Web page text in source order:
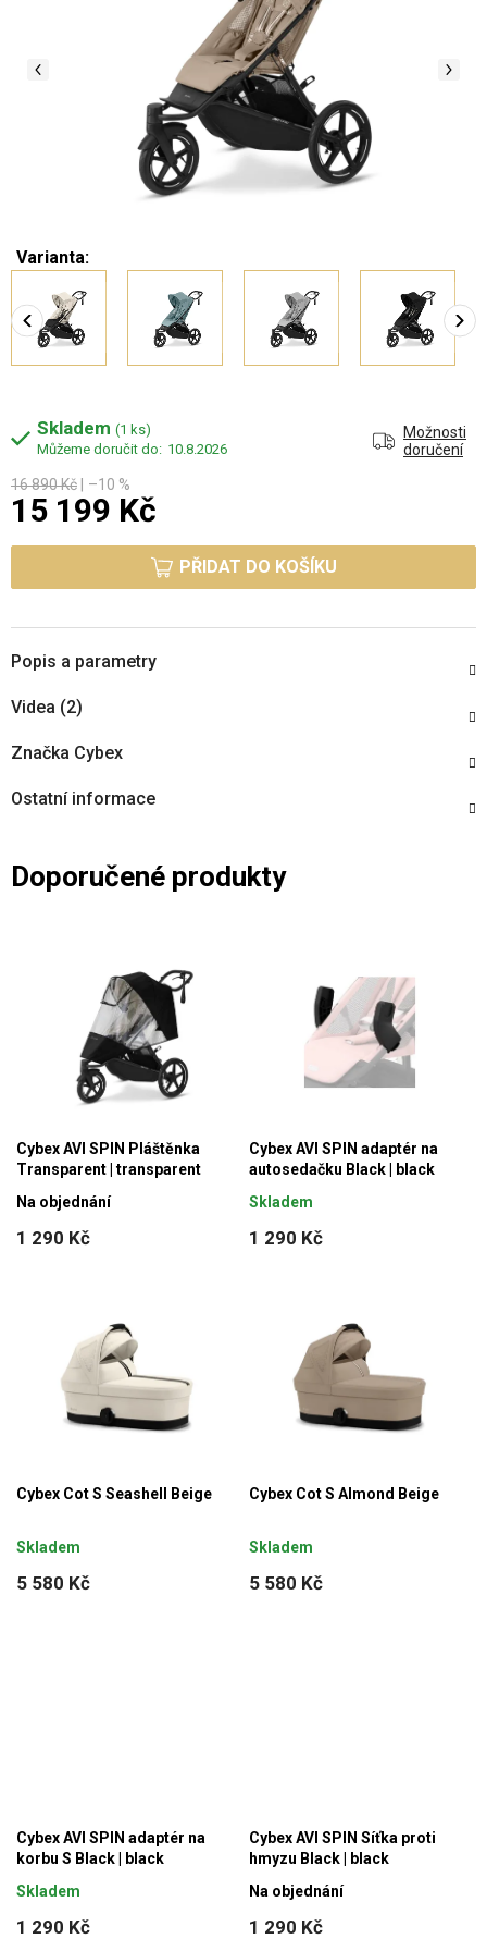
Varianta:
Skladem (1 ks)
10.8.2026
Možnosti
doručení
16 890 Kč
–10 %
15 199 Kč
PŘIDAT DO KOŠÍKU
Popis a parametry
Videa (2)
Značka Cybex
Ostatní informace
Doporučené produkty
Cybex AVI SPIN Pláštěnka
Transparent | transparent
1 290 Kč
Na objednání
Cybex AVI SPIN adaptér na
autosedačku Black | black
1 290 Kč
Skladem
Cybex Cot S Seashell Beige
5 580 Kč
Skladem
Cybex Cot S Almond Beige
5 580 Kč
Skladem
Cybex AVI SPIN adaptér na
korbu S Black | black
1 290 Kč
Skladem
Cybex AVI SPIN Síťka proti
hmyzu Black | black
1 290 Kč
Na objednání